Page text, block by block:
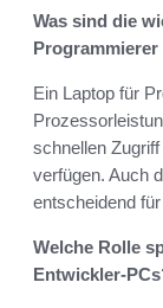
Was sind die
Ein Laptop für
schnellen
verfügen. Auch
entscheidend
Welche Rolle
Entwickler-